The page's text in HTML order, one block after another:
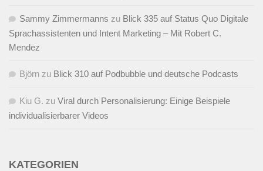
Sammy Zimmermanns zu Blick 335 auf Status Quo Digitale
Sprachassistenten und Intent Marketing – Mit Robert C.
Mendez
Björn zu Blick 310 auf Podbubble und deutsche Podcasts
Kiu G. zu Viral durch Personalisierung: Einige Beispiele
individualisierbarer Videos
KATEGORIEN